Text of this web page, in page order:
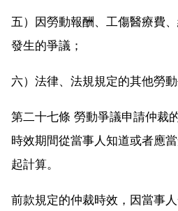
五）因勞動報酬、工傷醫療費
發生的爭議；
六）法律、法規規定的其他勞動
第二十七條 勞動爭議申請仲裁
時效期間從當事人知道或者應
起計算。
前款規定的仲裁時效，因當事